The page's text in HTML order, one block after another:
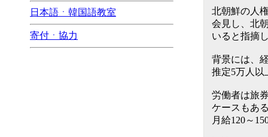
日本語ㆍ韓国語教室
寄付ㆍ協力
北朝鮮の人
会見し、北
いると指摘
背景には、
推定5万人以
労働者は旅
ケースもあ
月給120～